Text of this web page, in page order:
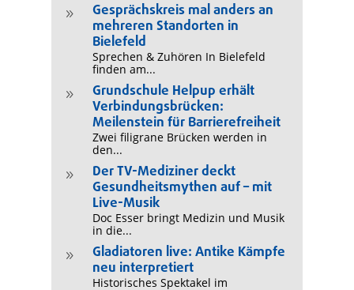
9
Gesprächskreis mal anders an
mehreren Standorten in
Bielefeld
Sprechen & Zuhören In Bielefeld
finden am...
9
Grundschule Helpup erhält
Verbindungsbrücken:
Meilenstein für Barrierefreiheit
Zwei filigrane Brücken werden in
den...
9
Der TV-Mediziner deckt
Gesundheitsmythen auf – mit
Live-Musik
Doc Esser bringt Medizin und Musik
in die...
9
Gladiatoren live: Antike Kämpfe
neu interpretiert
Historisches Spektakel im